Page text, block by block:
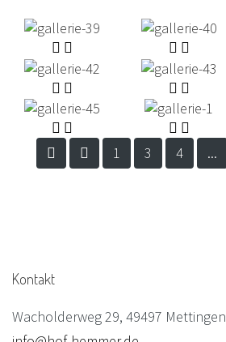
1 3 4 ...
Kontakt
Wacholderweg 29, 49497 Mettingen